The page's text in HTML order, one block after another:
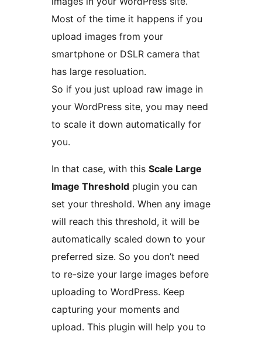
Most of the time it happens if you
upload images from your
smartphone or DSLR camera that
has large resoluation.
So if you just upload raw image in
your WordPress site, you may need
to scale it down automatically for
you.
In that case, with this Scale Large
Image Threshold plugin you can
set your threshold. When any image
will reach this threshold, it will be
automatically scaled down to your
preferred size. So you don’t need
to re-size your large images before
uploading to WordPress. Keep
capturing your moments and
upload. This plugin will help you to